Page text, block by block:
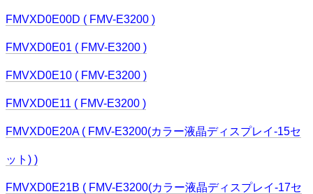
FMVXD0E00D ( FMV-E3200 )
FMVXD0E01 ( FMV-E3200 )
FMVXD0E10 ( FMV-E3200 )
FMVXD0E11 ( FMV-E3200 )
FMVXD0E20A ( FMV-E3200(カラー液晶ディスプレイ-15セ
ット) )
FMVXD0E21B ( FMV-E3200(カラー液晶ディスプレイ-17セ